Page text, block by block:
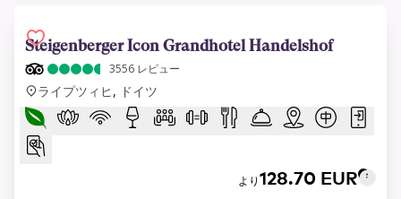
Steigenberger Icon Grandhotel Handelshof
3556 レビュー
ライプツィヒ, ドイツ
より128.70 EUR